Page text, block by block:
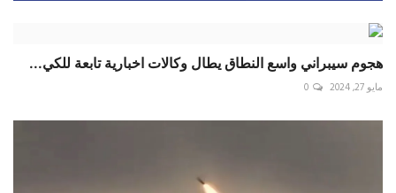
هجوم سيبراني واسع النطاق يطال وكالات اخبارية تابعة للكي...
مايو 27, 2024 0